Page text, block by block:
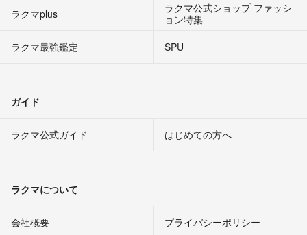
ラクマplus
ラクマ公式ショップ ファッシ
ョン特集
ラクマ最強鑑定
SPU
ガイド
ラクマ公式ガイド はじめての方へ
ラクマについて
会社概要 プライバシーポリシー